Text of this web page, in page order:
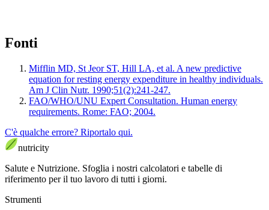
Fonti
Mifflin MD, St Jeor ST, Hill LA, et al. A new predictive
equation for resting energy expenditure in healthy individuals.
Am J Clin Nutr. 1990;51(2):241-247.
FAO/WHO/UNU Expert Consultation. Human energy
requirements. Rome: FAO; 2004.
C'è qualche errore? Riportalo qui.
nutricity
Salute e Nutrizione. Sfoglia i nostri calcolatori e tabelle di
riferimento per il tuo lavoro di tutti i giorni.
Strumenti